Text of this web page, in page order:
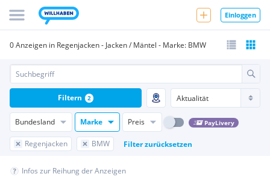
Einloggen
0 Anzeigen in Regenjacken - Jacken / Mäntel - Marke: BMW
Bundesland Marke Preis PayLivery
Regenjacken BMW Filter zurücksetzen
Filtern 2
Infos zur Reihung der Anzeigen